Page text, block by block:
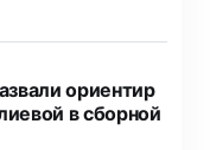
ориентир
в сборной